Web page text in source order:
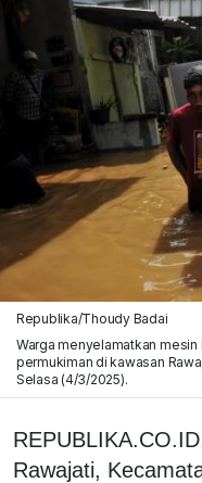
Republika/Thoudy Badai
Warga menyelamatkan
permukiman di kawasan
Selasa (4/3/2025).
Rawajati,